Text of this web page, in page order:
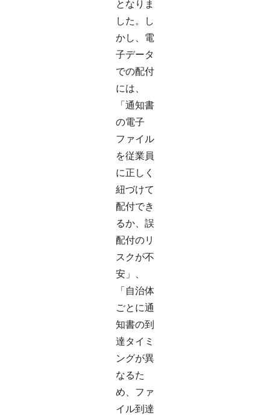
となりま
した。し
かし、電
子データ
での配付
には、
「通知書
の電子
ファイル
を従業員
に正しく
紐づけて
配付でき
るか、誤
配付のリ
スクが不
安」、
「自治体
ごとに通
知書の到
達タイミ
ングが異
なるた
め、ファ
イル到達